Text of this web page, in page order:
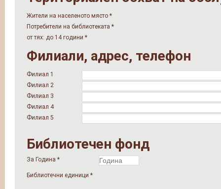
Жители на населеното място *
Потребители на библиотеката *
от тях: до 14 години *
Филиали, адрес, телефон
Филиал 1
Филиал 2
Филиал 3
Филиал 4
Филиал 5
Библиотечен фонд
За Година *
Библиотечни единици *